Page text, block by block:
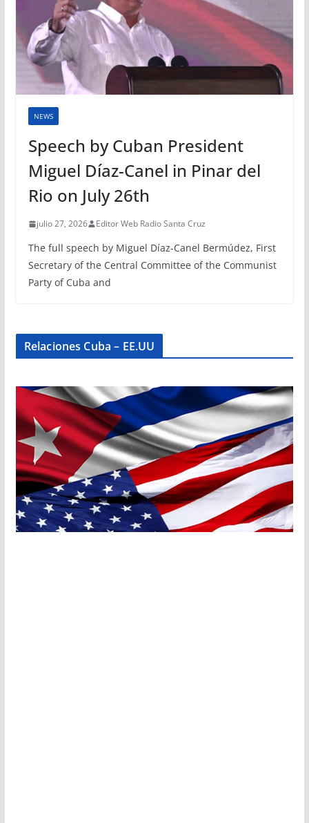
NEWS
Speech by Cuban President
Miguel Díaz-Canel in Pinar del
Rio on July 26th
julio 27, 2026 Editor Web Radio Santa Cruz
The full speech by Miguel Díaz-Canel Bermúdez, First
Secretary of the Central Committee of the Communist
Party of Cuba and
Relaciones Cuba – EE.UU